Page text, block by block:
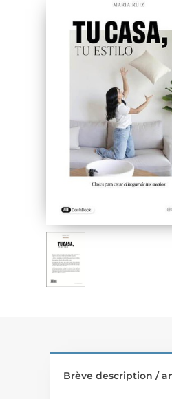
Brève description /